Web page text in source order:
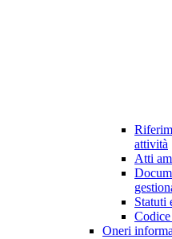
attività
Atti
Statuti
Oneri